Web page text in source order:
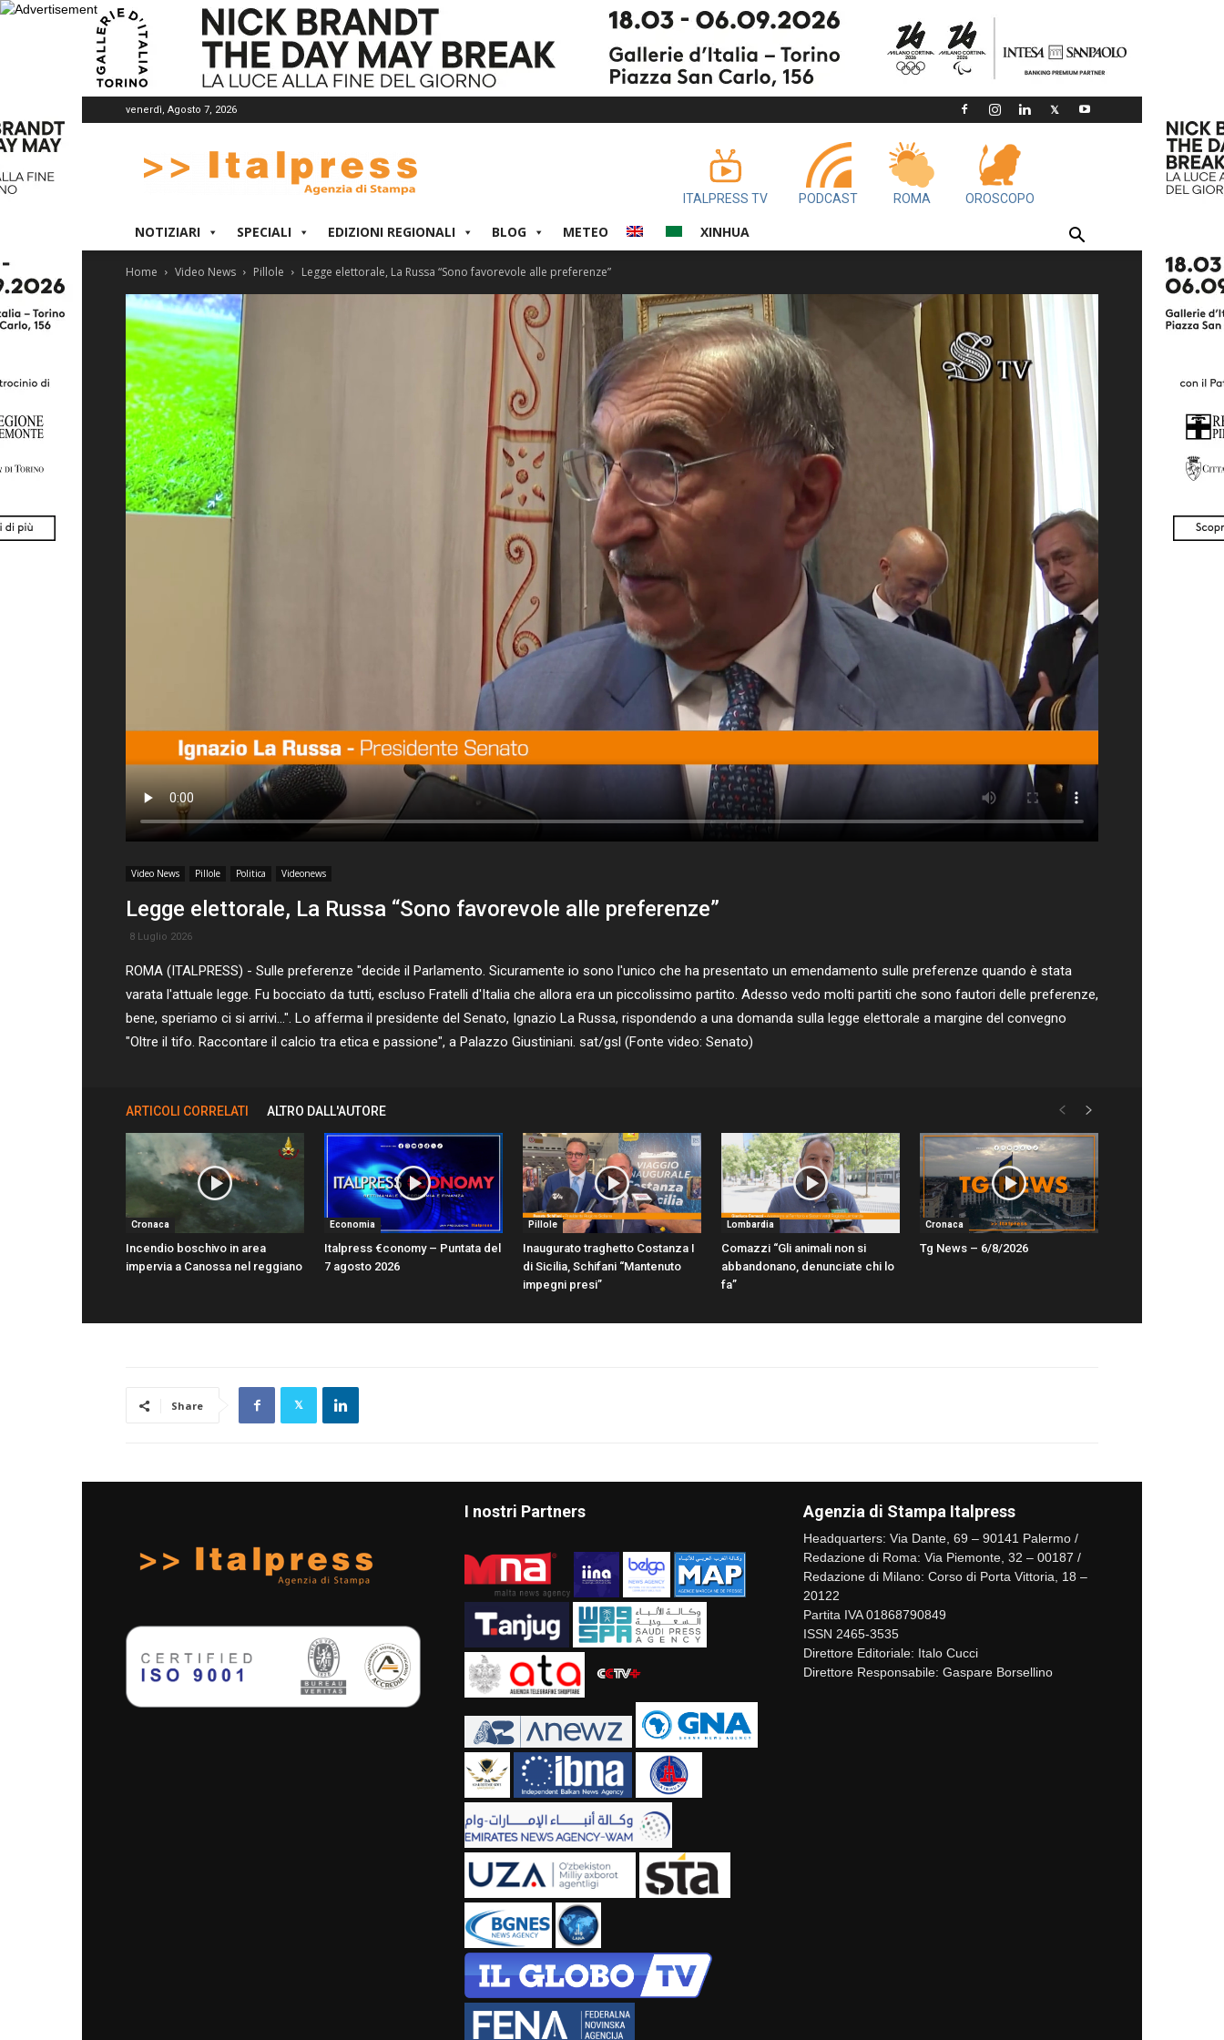
venerdì, Agosto 7, 2026
ITALPRESS TV PODCAST ROMA OROSCOPO
NOTIZIARI SPECIALI EDIZIONI REGIONALI BLOG METEO XINHUA
Home Video News Pillole Legge elettorale, La Russa “Sono favorevole alle preferenze”
Video News Pillole Politica Videonews
Legge elettorale, La Russa “Sono favorevole alle preferenze”
8 Luglio 2026
ROMA (ITALPRESS) - Sulle preferenze "decide il Parlamento. Sicuramente io sono l'unico che ha presentato un emendamento sulle preferenze quando è stata
varata l'attuale legge. Fu bocciato da tutti, escluso Fratelli d'Italia che allora era un piccolissimo partito. Adesso vedo molti partiti che sono fautori delle preferenze,
bene, speriamo ci si arrivi...". Lo afferma il presidente del Senato, Ignazio La Russa, rispondendo a una domanda sulla legge elettorale a margine del convegno
"Oltre il tifo. Raccontare il calcio tra etica e passione", a Palazzo Giustiniani. sat/gsl (Fonte video: Senato)
ARTICOLI CORRELATI ALTRO DALL'AUTORE
Cronaca
Incendio boschivo in area
impervia a Canossa nel reggiano
Economia
Italpress €conomy – Puntata del
7 agosto 2026
Pillole
Inaugurato traghetto Costanza I
di Sicilia, Schifani “Mantenuto
impegni presi”
Lombardia
Comazzi “Gli animali non si
abbandonano, denunciate chi lo
fa”
Cronaca
Tg News – 6/8/2026
Share
I nostri Partners Agenzia di Stampa Italpress
Headquarters: Via Dante, 69 – 90141 Palermo /
Redazione di Roma: Via Piemonte, 32 – 00187 /
Redazione di Milano: Corso di Porta Vittoria, 18 –
20122
Partita IVA 01868790849
ISSN 2465-3535
Direttore Editoriale: Italo Cucci
Direttore Responsabile: Gaspare Borsellino